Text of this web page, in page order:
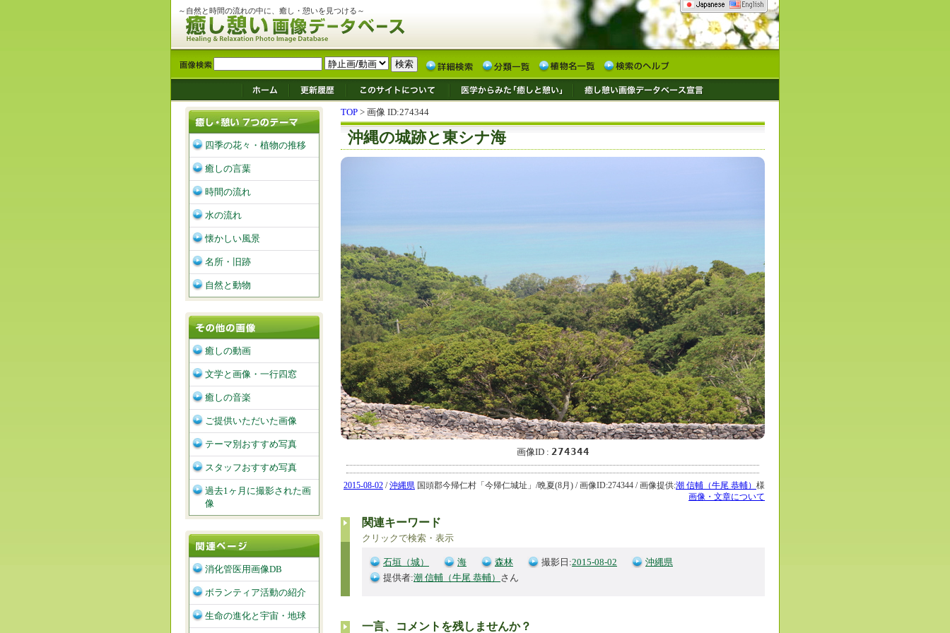
～自然と時間の流れの中に、癒し・憩いを見つける～
TOP > 画像 ID:274344
沖縄の城跡と東シナ海
画像ID : 274344
2015-08-02 /沖縄県 国頭郡今帰仁村「今帰仁城址」/晩夏(8月) / 画像ID:274344 / 画像提供:潮 信輔（牛尾 恭輔） 様
画像・文章について
関連キーワード
クリックで検索・表示
石垣（城） 海 森林 撮影日:2015-08-02
沖縄県
提供者:潮 信輔（牛尾 恭輔） さん
一言、コメントを残しませんか？
四季の花々・植物の推移
癒しの言葉
時間の流れ
水の流れ
懐かしい風景
名所・旧跡
自然と動物
癒しの動画
文学と画像・一行四窓
癒しの音楽
ご提供いただいた画像
テーマ別おすすめ写真
スタッフおすすめ写真
過去1ヶ月に撮影された画
像
消化管医用画像DB
ボランティア活動の紹介
生命の進化と宇宙・地球